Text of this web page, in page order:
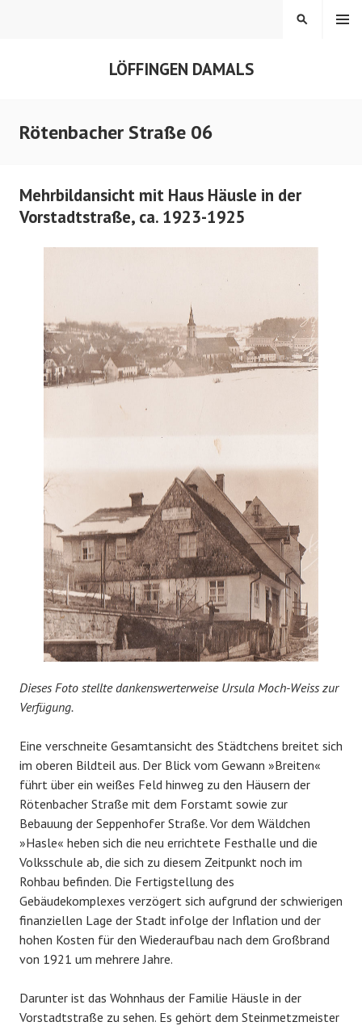
LÖFFINGEN DAMALS
MENÜ
SUCHEN
Rötenbacher Straße 06
Mehrbildansicht mit Haus Häusle in der
Vorstadtstraße, ca. 1923-1925
Dieses Foto stellte dankenswerterweise Ursula Moch-Weiss zur
Verfügung.
Eine verschneite Gesamtansicht des Städtchens breitet sich
im oberen Bildteil aus. Der Blick vom Gewann »Breiten«
führt über ein weißes Feld hinweg zu den Häusern der
Rötenbacher Straße mit dem Forstamt sowie zur
Bebauung der Seppenhofer Straße. Vor dem Wäldchen
»Hasle« heben sich die neu errichtete Festhalle und die
Volksschule ab, die sich zu diesem Zeitpunkt noch im
Rohbau befinden. Die Fertigstellung des
Gebäudekomplexes verzögert sich aufgrund der schwierigen
finanziellen Lage der Stadt infolge der Inflation und der
hohen Kosten für den Wiederaufbau nach dem Großbrand
von 1921 um mehrere Jahre.
Darunter ist das Wohnhaus der Familie Häusle in der
Vorstadtstraße zu sehen. Es gehört dem Steinmetzmeister